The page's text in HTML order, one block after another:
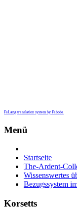
FaLang translation system by Faboba
Menü
Startseite
The-Ardent-
Wissenswertes
Bezugssystem
Korsetts